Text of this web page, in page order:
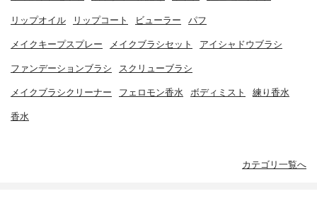
リップオイル リップコート ビューラー パフ
メイクキープスプレー メイクブラシセット アイシャドウブラシ
ファンデーションブラシ スクリューブラシ
メイクブラシクリーナー フェロモン香水 ボディミスト 練り香水
香水
カテゴリ一覧へ